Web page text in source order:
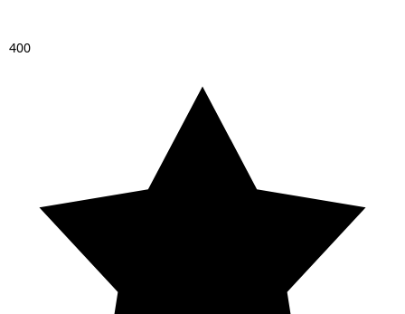
400